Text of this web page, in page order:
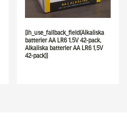
[ih_use_fallback_field(Alkaliska
batterier AA LR6 1,5V 42-pack,
Alkaliska batterier AA LR6 1,5V
42-pack)]